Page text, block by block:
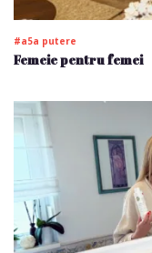
#a5a putere
Femeie pentru femei